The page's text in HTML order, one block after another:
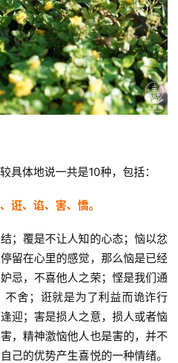
具体地说一共是10种，包括：
诳、谄、害、憍。
；覆是不让人知的心态；恼以忿
留在心里的感觉，那么恼是已经
忌，不喜他人之荣；悭是我们通
不舍；诳就是为了利益而诡诈行
迎；害是损人之意，损人或者恼
，精神激恼他人也是害的，并不
己的优势产生喜悦的一种情绪。